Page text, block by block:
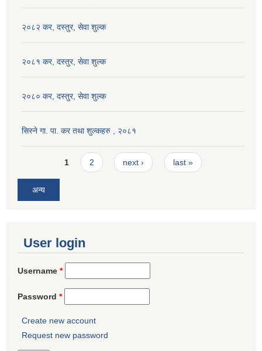
२०८२ कर, दस्तुर, सेवा शुल्क
२०८१ कर, दस्तुर, सेवा शुल्क
२०८० कर, दस्तुर, सेवा शुल्क
सिस्ने गा. पा. कर तथा शुल्कहरु , २०८१
Pages1 2 next › last »
अन्य
User login
Username *
Password *
Create new account
Request new password